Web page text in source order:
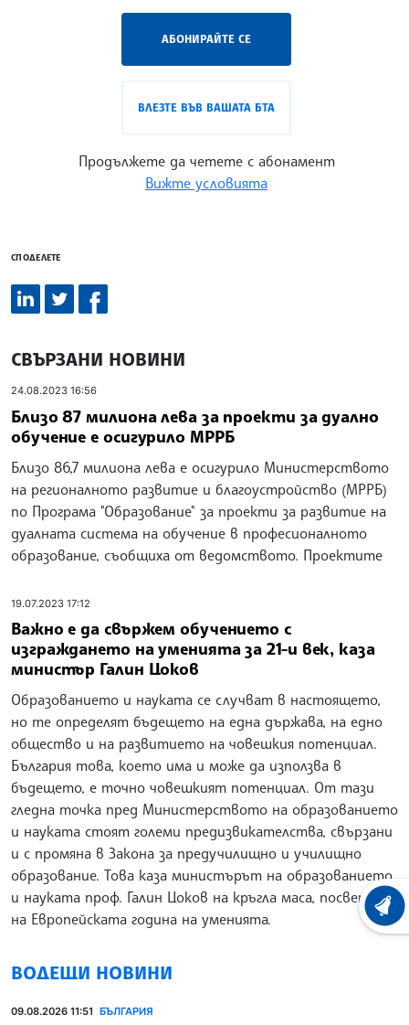
АБОНИРАЙТЕ СЕ
ВЛЕЗТЕ ВЪВ ВАШАТА БТА
Продължете да четете с абонамент
Вижте условията
СПОДЕЛЕТЕ
СВЪРЗАНИ НОВИНИ
24.08.2023 16:56
Близо 87 милиона лева за проекти за дуално
обучение е осигурило МРРБ
Близо 86,7 милиона лева е осигурило Министерството
на регионалното развитие и благоустройство (МРРБ)
по Програма "Образование" за проекти за развитие на
дуалната система на обучение в професионалното
образование, съобщиха от ведомството. Проектите
19.07.2023 17:12
Важно е да свържем обучението с
изграждането на уменията за 21-и век, каза
министър Галин Цоков
Образованието и науката се случват в настоящето,
но те определят бъдещето на една държава, на едно
общество и на развитието на човешкия потенциал.
България това, което има и може да използва в
бъдещето, е точно човешкият потенциал. От тази
гледна точка пред Министерството на образованието
и науката стоят големи предизвикателства, свързани
и с промяна в Закона за предучилищно и училищно
образование. Това каза министърът на образованието
и науката проф. Галин Цоков на кръгла маса, посветена
на Европейската година на уменията.
ВОДЕЩИ НОВИНИ
09.08.2026 11:51 БЪЛГАРИЯ